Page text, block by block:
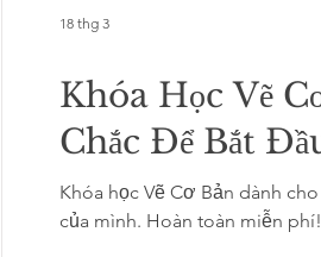
Khóa Học Vẽ
Chắc Để Bắt
Khóa học Vẽ Cơ Bản dành
của mình. Hoàn toàn miễn phí!
18 thg 3